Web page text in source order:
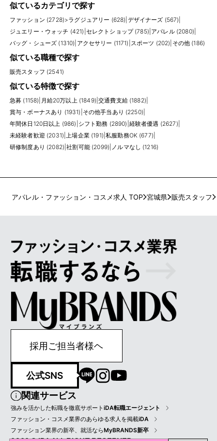
似ているカテゴリで探す
ファッション (2728)>ラグジュアリー (628) デザイナーズ (567)
ジュエリー・ウォッチ (421) セレクトショップ (785) アパレル (2080)
バッグ・シューズ (1310) アクセサリー (1171) スポーツ (202) その他 (186)
似ている職種で探す
販売スタッフ (2541)
似ている特徴で探す
急募 (1158) 月給20万以上 (1849) |交通費支給 (1882)
賞与・ボーナスあり (1931) その他手当あり (2250)
年間休日120日以上 (986) シフト勤務 (2890) 経験者優遇 (2627)
未経験者歓迎 (2031) |上場企業 (191) |私服勤務OK (677)
研修制度あり (2082) |社割可能 (2099) ノルマなし (1216)
アパレル・ファッション・コスメ求人 TOP 宮城県 販売スタッフ
採用ご担当者様ヘ
公式SNS
関連サービス
強みを活かした転職を徹底サポートiDA転職エージェント
ファッション・コスメ業界のあらゆる求人を掲載iDA
ファッション業界の新卒、就活ならMyBRANDS新卒